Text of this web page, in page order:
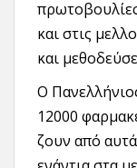
και στις
και
Ο
12000
ζουν από